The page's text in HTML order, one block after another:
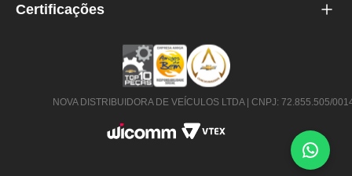
Certificações
NOVA DISTRIBUIDORA DE VEÍCULOS LTDA | CNPJ: 72.855.505/